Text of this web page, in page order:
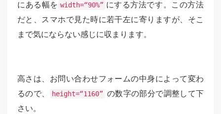
にある幅を width=“90%” にする方法です。この方法
だと、スマホで見た時に若干左に寄りますが、そこ
まで気にならない感じに収まります。
高さは、お問い合わせフォームの中身によって変わ
るので、
height=“1160” の数字の部分で調整して下
さい。